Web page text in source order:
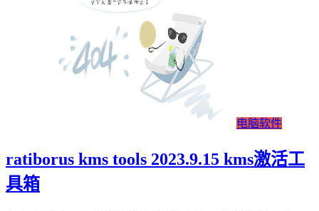
电脑软件
ratiborus kms tools 2023.9.15 kms激活工
具箱